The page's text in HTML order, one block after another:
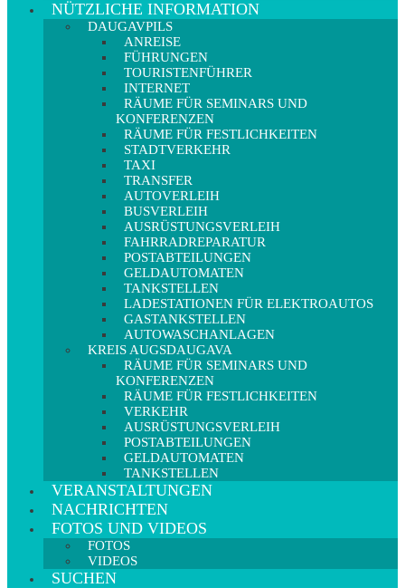
NÜTZLICHE INFORMATION
DAUGAVPILS
ANREISE
FÜHRUNGEN
TOURISTENFÜHRER
INTERNET
RÄUME FÜR SEMINARS UND
KONFERENZEN
RÄUME FÜR FESTLICHKEITEN
STADTVERKEHR
TAXI
TRANSFER
AUTOVERLEIH
BUSVERLEIH
AUSRÜSTUNGSVERLEIH
FAHRRADREPARATUR
POSTABTEILUNGEN
GELDAUTOMATEN
TANKSTELLEN
LADESTATIONEN FÜR ELEKTROAUTOS
GASTANKSTELLEN
AUTOWASCHANLAGEN
KREIS AUGSDAUGAVA
RÄUME FÜR SEMINARS UND
KONFERENZEN
RÄUME FÜR FESTLICHKEITEN
VERKEHR
AUSRÜSTUNGSVERLEIH
POSTABTEILUNGEN
GELDAUTOMATEN
TANKSTELLEN
VERANSTALTUNGEN
NACHRICHTEN
FOTOS UND VIDEOS
FOTOS
VIDEOS
SUCHEN